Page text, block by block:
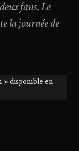
fans. Le
la journée de